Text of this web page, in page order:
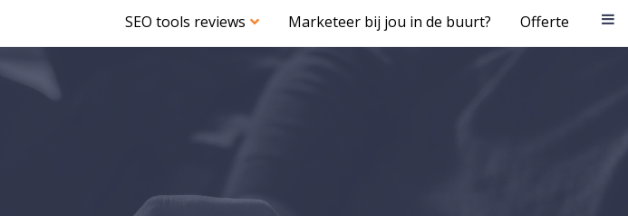
SEO tools reviews Marketeer bij jou in de buurt? Offerte